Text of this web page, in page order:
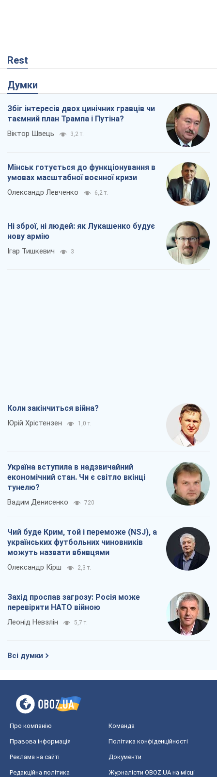
Rest
Думки
Збіг інтересів двох цинічних гравців чи
таємний план Трампа і Путіна?
Віктор Швець 3,2 т.
Мінськ готується до функціонування в
умовах масштабної воєнної кризи
Олександр Левченко 6,2 т.
Ні зброї, ні людей: як Лукашенко будує
нову армію
Ігар Тишкевич 3
Коли закінчиться війна?
Юрій Хрістензен 1,0 т.
Україна вступила в надзвичайний
економічний стан. Чи є світло вкінці
тунелю?
Вадим Денисенко 720
Чий буде Крим, той і переможе (NSJ), а
українських футбольних чиновників
можуть назвати вбивцями
Олександр Кірш 2,3 т.
Захід проспав загрозу: Росія може
перевірити НАТО війною
Леонід Невзлін 5,7 т.
Всі думки
Про компанію Команда
Правова інформація Політика конфіденційності
Реклама на сайті Документи
Редакційна політика
Журналісти OBOZ.UA на місці